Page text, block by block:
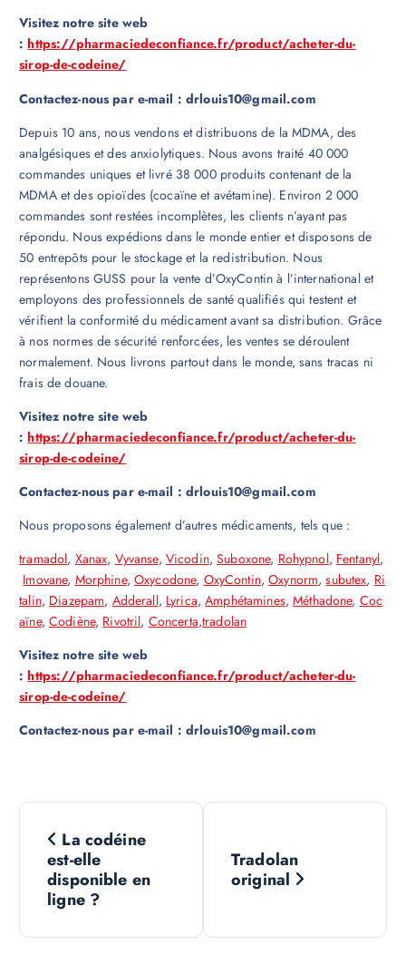
Visitez notre site web
:https://pharmaciedeconfiance.fr/product/acheter-du-
sirop-de-codeine/
Contactez-nous par e-mail : drlouis10@gmail.com
Depuis 10 ans, nous vendons et distribuons de la MDMA, des
analgésiques et des anxiolytiques. Nous avons traité 40 000
commandes uniques et livré 38 000 produits contenant de la
MDMA et des opioïdes (cocaïne et avétamine). Environ 2 000
commandes sont restées incomplètes, les clients n’ayant pas
répondu. Nous expédions dans le monde entier et disposons de
50 entrepôts pour le stockage et la redistribution. Nous
représentons GUSS pour la vente d’OxyContin à l’international et
employons des professionnels de santé qualifiés qui testent et
vérifient la conformité du médicament avant sa distribution. Grâce
à nos normes de sécurité renforcées, les ventes se déroulent
normalement. Nous livrons partout dans le monde, sans tracas ni
frais de douane.
Visitez notre site web
:https://pharmaciedeconfiance.fr/product/acheter-du-
sirop-de-codeine/
Contactez-nous par e-mail : drlouis10@gmail.com
Nous proposons également d’autres médicaments, tels que :
tramadol, Xanax, Vyvanse, Vicodin,Suboxone, Rohypnol, Fentanyl,
Imovane, Morphine, Oxycodone, OxyContin,Oxynorm,subutex, Ri
talin, Diazepam, Adderall, Lyrica,Amphétamines,Méthadone, Coc
aïne, Codiène, Rivotril, Concerta,tradolan
Visitez notre site web
:https://pharmaciedeconfiance.fr/product/acheter-du-
sirop-de-codeine/
Contactez-nous par e-mail : drlouis10@gmail.com
N
La codéine
est-elle
disponible en
ligne ?
Tradolan
original